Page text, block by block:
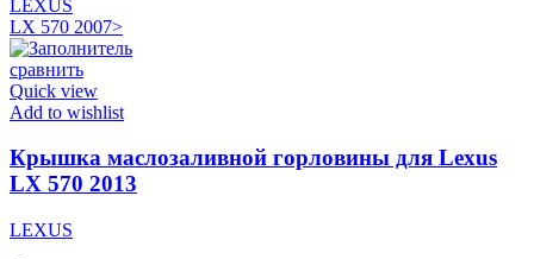
LEXUS
LX 570 2007>
сравнить
Quick view
Add to wishlist
Крышка маслозаливной горловины для Lexus
LX 570 2013
LEXUS